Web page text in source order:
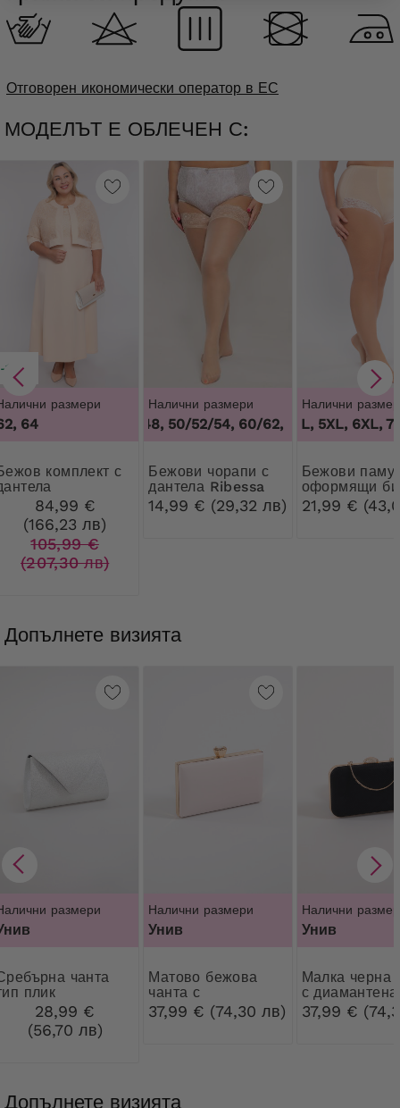
Отговорен икономически оператор в ЕС
МОДЕЛЪТ Е ОБЛЕЧЕН С:
-19%
размери
64
с
84,99 €
(166,23 лв)
105,99 €
(207,30 лв)
Налични размери
44/46/48, 50/52/54, 60/62,44/46/48, 50/
Бежови чорапи с
дантела Ribessa
14,99 € (29,32 лв)
Налични
3XL, 4XL, 5XL, 6XL,
Бежови памучни
оформящи
с дантела
21,99 €
Допълнете визията
размери
плик
28,99 €
(56,70 лв)
Налични размери
Унив
Матово бежова
чанта с
декоративна
закопчалка
37,99 € (74,30 лв)
Налични
Унив
Малка черна чанта
с диамантена
закопчалка
37,99 €
Допълнете визията